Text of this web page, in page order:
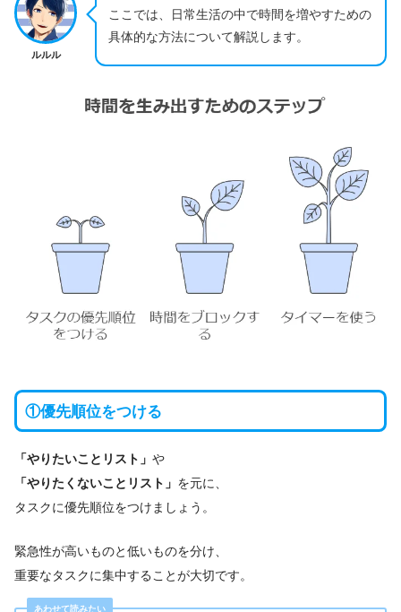
ルルル
ここでは、日常生活の中で時間を増やすための
具体的な方法について解説します。
①優先順位をつける
「やりたいことリスト」 や
「やりたくないことリスト」 を元に、
タスクに優先順位をつけましょう。
緊急性が高いものと低いものを分け、
重要なタスクに集中することが大切です。